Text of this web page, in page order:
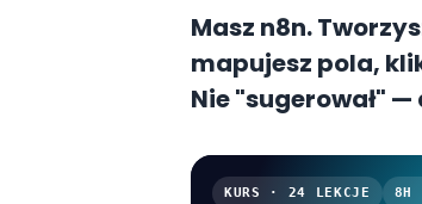
Masz n8n.
mapujesz pola,
Nie "sugerował"
Code.
KURS · 24 LEKCJE 8H